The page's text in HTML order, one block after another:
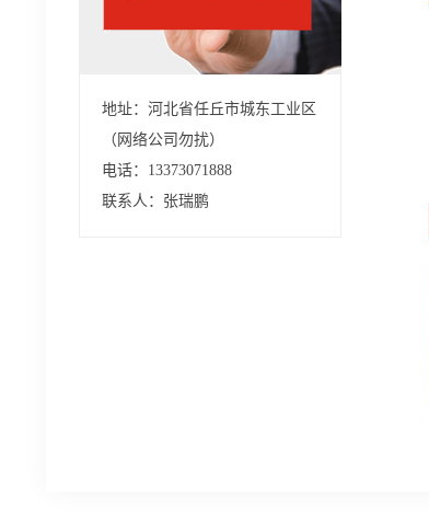
地址：河北省任丘市城东工业区
（网络公司勿扰）
电话：13373071888
联系人：张瑞鹏